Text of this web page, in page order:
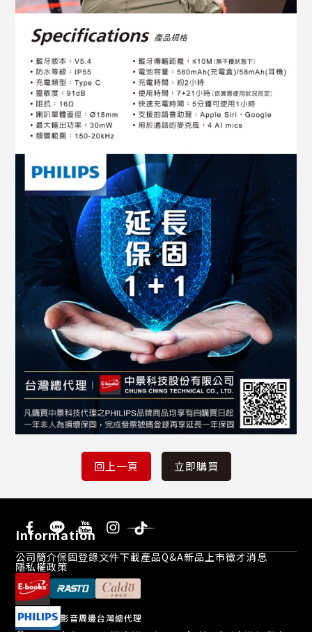
Information
公司簡介保固登錄文件下載產品Q&A新品上市徵才消息
隱私權政策
影音周邊台灣總代理